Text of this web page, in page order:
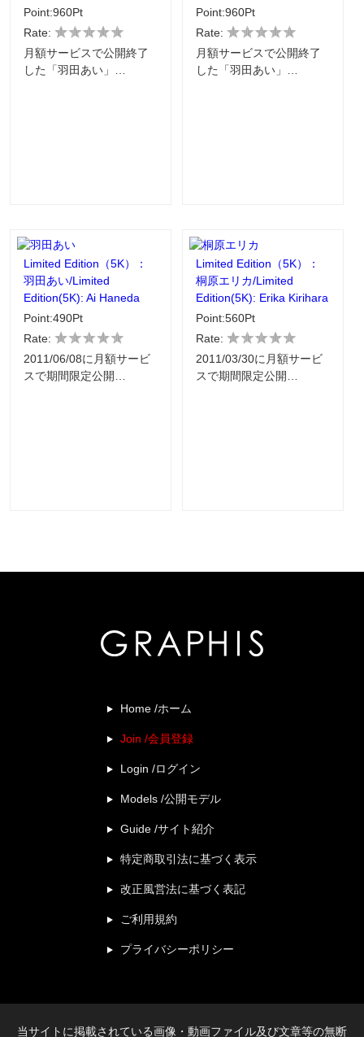
Point:960Pt
Rate:
月額サービスで公開終了
した「羽田あい」…
Point:960Pt
Rate:
月額サービスで公開終了
した「羽田あい」…
Limited Edition（5K）：
羽田あい/Limited
Edition(5K): Ai Haneda
Point:490Pt
Rate:
2011/06/08に月額サービ
スで期間限定公開…
Limited Edition（5K）：
桐原エリカ/Limited
Edition(5K): Erika Kirihara
Point:560Pt
Rate:
2011/03/30に月額サービ
スで期間限定公開…
Home /ホーム
Join /会員登録
Login /ログイン
Models /公開モデル
Guide /サイト紹介
特定商取引法に基づく表示
改正風営法に基づく表記
ご利用規約
プライバシーポリシー
当サイトに掲載されている画像・動画ファイル及び文章等の無断